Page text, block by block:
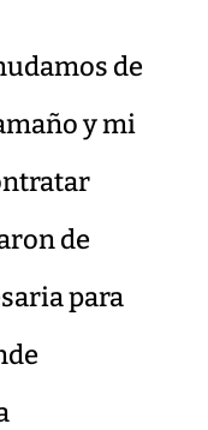
de
y mi
de
para